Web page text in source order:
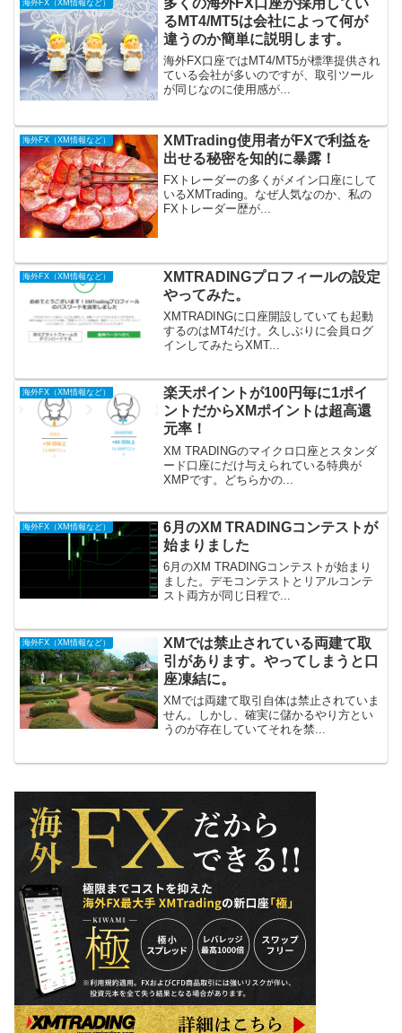
海外FX（XM情報など）
多くの海外FX口座が採用してい
るMT4/MT5は会社によって何が
違うのか簡単に説明します。
海外FX口座ではMT4/MT5が標準提供され
ている会社が多いのですが、取引ツール
が同じなのに使用感が...
海外FX（XM情報など）
XMTrading使用者がFXで利益を
出せる秘密を知的に暴露！
FXトレーダーの多くがメイン口座にして
いるXMTrading。なぜ人気なのか、私の
FXトレーダー歴が...
海外FX（XM情報など）
XMTRADINGプロフィールの設定
やってみた。
XMTRADINGに口座開設していても起動
するのはMT4だけ。久しぶりに会員ログ
インしてみたらXMT...
海外FX（XM情報など）
楽天ポイントが100円毎に1ポイ
ントだからXMポイントは超高還
元率！
XM TRADINGのマイクロ口座とスタンダ
ード口座にだけ与えられている特典が
XMPです。どちらかの...
海外FX（XM情報など）
6月のXM TRADINGコンテストが
始まりました
6月のXM TRADINGコンテストが始まり
ました。デモコンテストとリアルコンテ
スト両方が同じ日程で...
海外FX（XM情報など）
XMでは禁止されている両建て取
引があります。やってしまうと口
座凍結に。
XMでは両建て取引自体は禁止されていま
せん。しかし、確実に儲かるやり方とい
うのが存在していてそれを禁...